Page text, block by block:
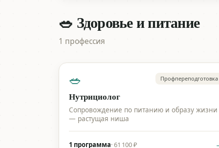
🥗 Здоровье и питание
1 профессия
🥗 Профпереподготовка
Нутрициолог
Сопровождение по питанию и образу жизни
— растущая ниша
1 программа·61 100 ₽